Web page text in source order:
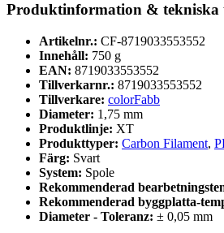
Produktinformation & tekniska
Artikelnr.: CF-8719033553552
Innehåll: 750 g
EAN: 8719033553552
Tillverkarnr.: 8719033553552
Tillverkare: colorFabb
Diameter: 1,75 mm
Produktlinje: XT
Produkttyper: Carbon Filament,
Färg: Svart
System: Spole
Rekommenderad
Rekommenderad byggplatta-
Diameter - Toleranz: ± 0,05 mm